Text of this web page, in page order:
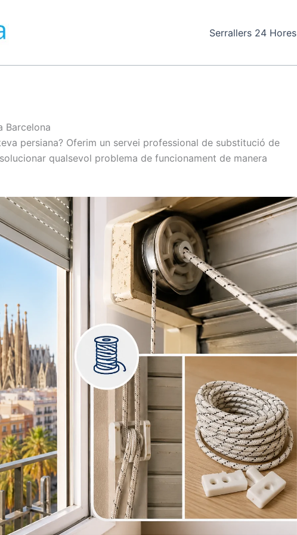
Serrallers 24 Hores
Barcelona
persiana? Oferim un servei professional de substitució de
qualsevol problema de funcionament de manera